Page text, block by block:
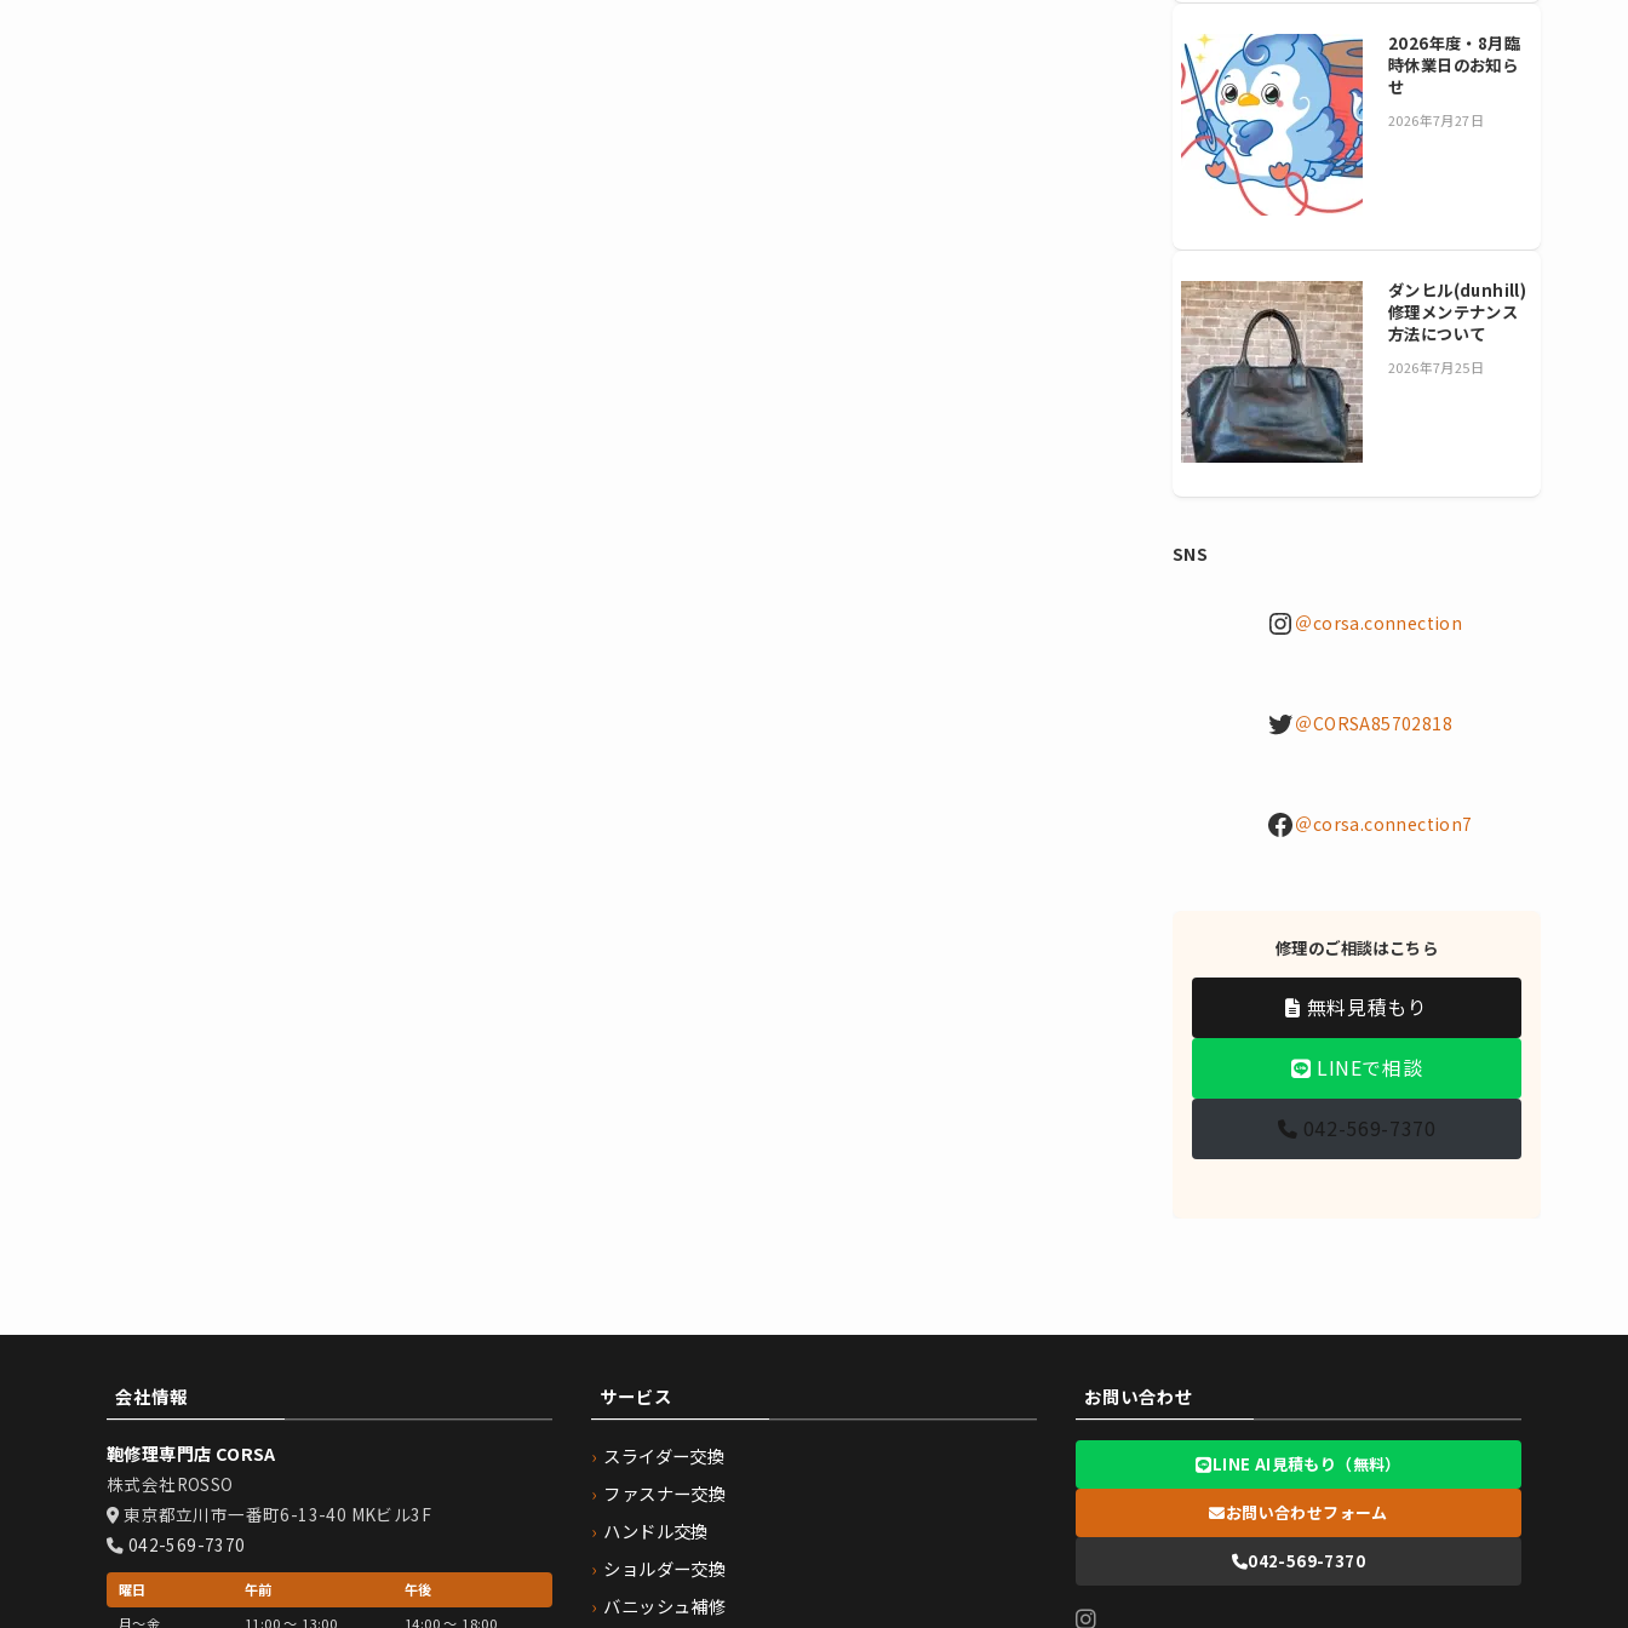
2026年度・8月臨
時休業日のお知ら
せ
2026年7月27日
ダンヒル(dunhill)
修理メンテナンス
方法について
2026年7月25日
SNS
Instagram ＠corsa.connection
Twitter ＠CORSA85702818
Facebook ＠corsa.connection7
修理のご相談はこちら
無料見積もり
LINEで相談
042-569-7370
会社情報
鞄修理専門店 CORSA
株式会社ROSSO
東京都立川市一番町6-13-40 MKビル3F
042-569-7370
曜日 午前
午後
月〜金
11:00 〜 13:00 14:00 〜 18:00
サービス
スライダー交換
ファスナー交換
ハンドル交換
ショルダー交換
バニッシュ補修
お問い合わせ
LINE AI見積もり（無料）
お問い合わせフォーム
042-569-7370